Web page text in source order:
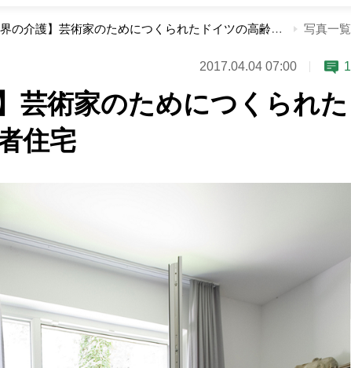
【世界の介護】芸術家のためにつくられたドイツの高齢者住宅 写真一覧
2017.04.04 07:00 1
芸術家のためにつくられた
住宅